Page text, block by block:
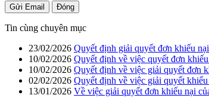
Gửi Email Đóng
Tin cùng chuyên mục
23/02/2026 Quyết định giải quyết đơn khiếu
10/02/2026 Quyết định về việc quyết đơn
10/02/2026 Quyết định về việc giải quyết đơn
02/02/2026 Quyết định về việc giải quyết
13/01/2026 Về việc giải quyết đơn khiếu nại